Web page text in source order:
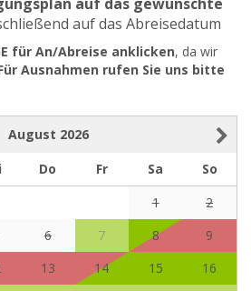
auf das Abreisedatum
für An/Abreise anklicken, da wir
Ausnahmen rufen Sie uns bitte
August 2026
Do Fr Sa
So
1
2
6 7 8
9
13 14 15
16